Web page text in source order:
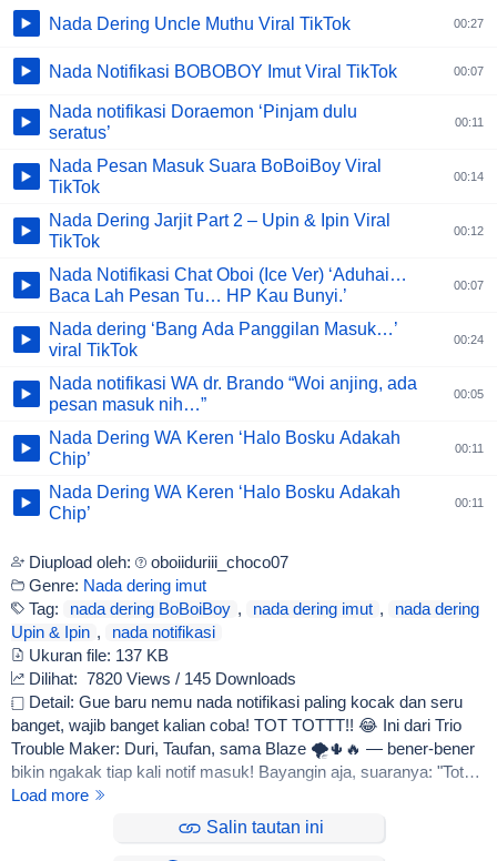
Nada Dering Uncle Muthu Viral TikTok 00:27
Nada Notifikasi BOBOBOY Imut Viral TikTok 00:07
Nada notifikasi Doraemon ‘Pinjam dulu
seratus’
00:11
Nada Pesan Masuk Suara BoBoiBoy Viral
TikTok
00:14
Nada Dering Jarjit Part 2 – Upin & Ipin Viral
TikTok
00:12
Nada Notifikasi Chat Oboi (Ice Ver) ‘Aduhai…
Baca Lah Pesan Tu… HP Kau Bunyi.’
00:07
Nada dering ‘Bang Ada Panggilan Masuk…’
viral TikTok
00:24
Nada notifikasi WA dr. Brando “Woi anjing, ada
pesan masuk nih…”
00:05
Nada Dering WA Keren ‘Halo Bosku Adakah
Chip’
00:11
Nada Dering WA Keren ‘Halo Bosku Adakah
Chip’
00:11
Diupload oleh:
oboiiduriii_choco07
Genre: Nada dering imut
Tag:
nada dering BoBoiBoy , nada dering imut ,
nada dering
Upin & Ipin ,
nada notifikasi
Ukuran file: 137 KB
Dilihat: 7820 Views / 145 Downloads
Detail: Gue baru nemu nada notifikasi paling kocak dan seru
banget, wajib banget kalian coba! TOT TOTTT!! 😂 Ini dari Trio
Trouble Maker: Duri, Taufan, sama Blaze 🌪️🌵🔥 — bener-bener
bikin ngakak tiap kali notif masuk! Bayangin aja, suaranya: "Tot
tott tot tott, eh, mana ada bunyi SMS macam itu ni! Tot tott tot tott.
Giggles Terbalik!" 🤣 Wah, beneran chaos sih ini. Ditambah
ketawa gokil mereka bertiga, dijamin bikin hari lo makin rame! Oh
Load more
Salin tautan ini